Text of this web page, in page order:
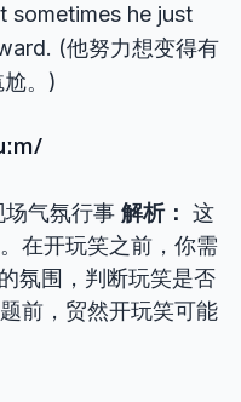
sometimes he just
(他努力想变得有
。)
气氛行事 解析： 这
在开玩笑之前，你需
氛围，判断玩笑是否
前，贸然开玩笑可能